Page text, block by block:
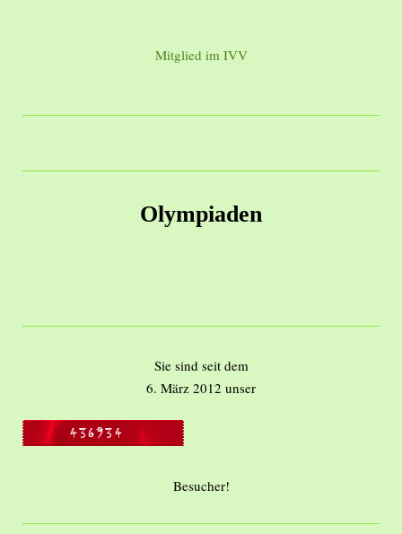
Mitglied im IVV
Olympiaden
Sie sind seit dem
6. März 2012 unser
Besucher!